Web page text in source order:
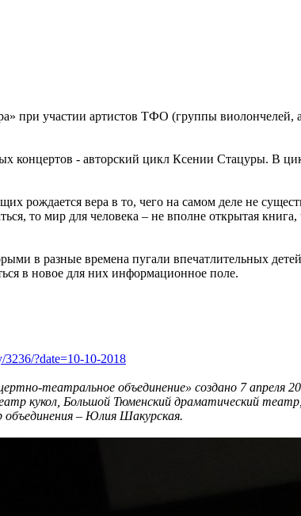
при участии артистов ТФО (группы виолончелей,
концертов - авторский цикл Ксении Стацуры. В
рождается вера в то, чего на самом деле не
то мир для человека – не вполне открытая книга,
в разные времена пугали впечатлительных
в новое для них информационное поле.
3236/?date=10-10-2018
театральное объединение» создано 7 апреля
кукол, Большой Тюменский драматический
– Юлия Шакурская.